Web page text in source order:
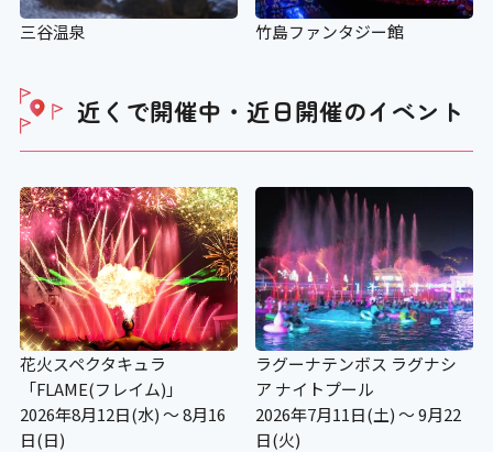
三谷温泉 竹島ファンタジー館
近くで開催中・近日開催のイベント
花火スペクタキュラ
「FLAME(フレイム)」
2026年8月12日(水) ～ 8月16
日(日)
ラグーナテンボス ラグナシ
ア ナイトプール
2026年7月11日(土) ～ 9月22
日(火)